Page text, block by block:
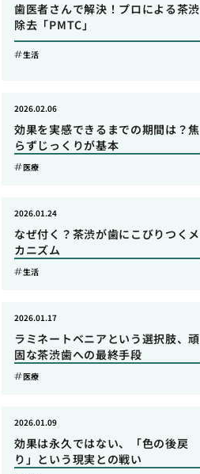
歯医者さんで解決！プロによる茶渋
除去「PMTC」
生活
効果を実感できるまでの期間は？焦
らずじっくりが基本
2026.02.06
医療
なぜ付く？茶渋が歯にこびりつくメ
カニズム
2026.01.24
生活
ラミネートベニアという選択肢、頑
固な茶渋歯への最終手段
2026.01.17
医療
効果は永久ではない、「色の後戻
り」という現実との戦い
2026.01.09